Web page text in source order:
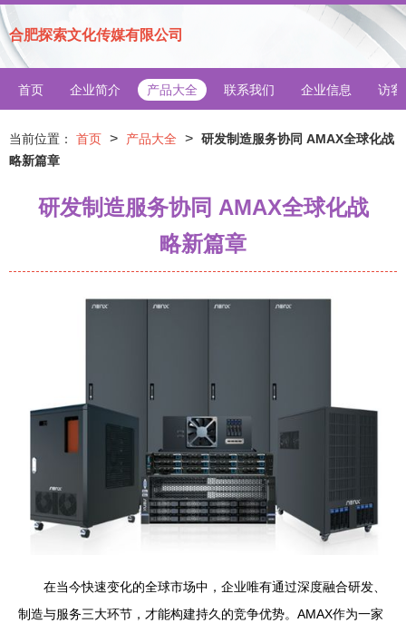
合肥探索文化传媒有限公司
首页 企业简介 产品大全 联系我们 企业信息 访客
当前位置： 首页 > 产品大全 > 研发制造服务协同 AMAX全球化战
略新篇章
研发制造服务协同 AMAX全球化战
略新篇章
在当今快速变化的全球市场中，企业唯有通过深度融合研发、
制造与服务三大环节，才能构建持久的竞争优势。AMAX作为一家